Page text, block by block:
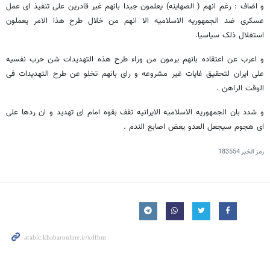
و اضاف : رغم انهم ( الصهاینه) یعلمون جیدا بانهم غیر قادرین علی تنفیذ ای عمل
عسکری ضد الجمهوریه الاسلامیه الا انهم من خلال طرح هذا الامر یعملون
استغلال ذلک سیاسیا.
و اعرب عن اعتقاده بانهم یرمون من وراء طرح هذه التهدیدات شن حرب نفسیه
علی ایران لتحقیق غایات غیر مشروعه و رای بانهم تخلو عن طرح التهدیدات فی
الوقت الراهن .
و شدد بان الجمهوریه الاسلامیه الایرانیه تقف بقوه امام ای تهدید و ان ردها علی
ای هجوم سیجعل العدو یعض اصابع الندم .
رمز الخبر183554